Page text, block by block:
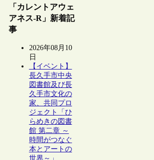
「カレントアウェ
アネス-R」新着記
事
2026年08月10
日
【イベント】
長久手市中央
図書館及び長
久手市文化の
家、共同プロ
ジェクト「ひ
らめきの図書
館 第二章 ～
時間がつなぐ
本とアートの
世界～」